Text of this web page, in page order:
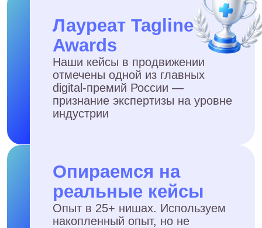
Часто задаваемые
вопросы
соцсетях?
Мы и сами можем вести
соцсети. В чём ваша
ценность?